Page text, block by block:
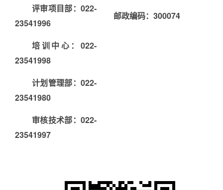
评审项目部：022-
23541996
培训中心：022-
23541998
计划管理部：022-
23541980
审核技术部：022-
23541997
邮政编码：300074